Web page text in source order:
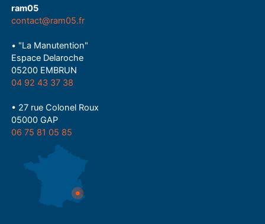
ram05
contact@ram05.fr
• "La Manutention"
Espace Delaroche
05200 EMBRUN
04 92 43 37 38
• 27 rue Colonel Roux
05000 GAP
06 75 81 05 85